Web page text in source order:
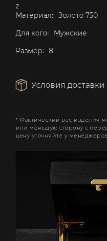
z
Материал:
Золото 750
Для кого:
Мужские
Размер:
8
Условия доставки
* Фактический вес изделия
или меньшую сторону с
цену уточняйте у